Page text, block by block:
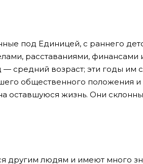
под Единицей, с раннего
расставаниями, финансами
средний возраст; эти годы им
общественного положения
оставшуюся жизнь. Они
другим людям и имеют много